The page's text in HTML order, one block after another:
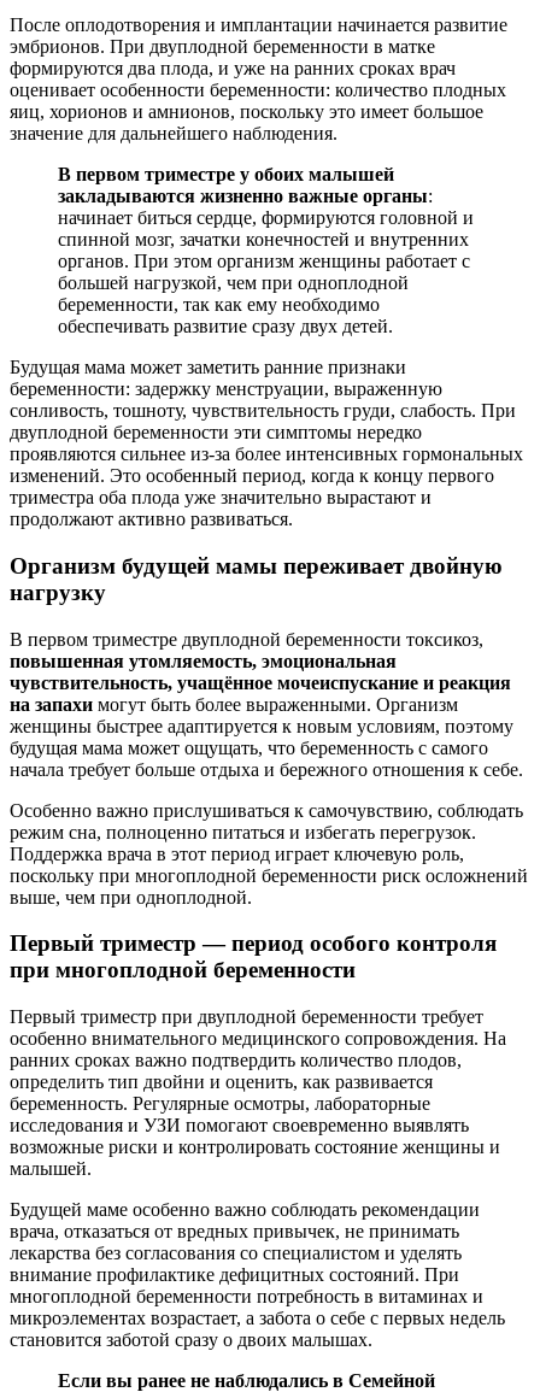
После оплодотворения и имплантации начинается развитие
эмбрионов. При двуплодной беременности в матке
формируются два плода, и уже на ранних сроках врач
оценивает особенности беременности: количество плодных
яиц, хорионов и амнионов, поскольку это имеет большое
значение для дальнейшего наблюдения.
В первом триместре у обоих малышей
закладываются жизненно важные органы:
начинает биться сердце, формируются головной и
спинной мозг, зачатки конечностей и внутренних
органов. При этом организм женщины работает с
большей нагрузкой, чем при одноплодной
беременности, так как ему необходимо
обеспечивать развитие сразу двух детей.
Будущая мама может заметить ранние признаки
беременности: задержку менструации, выраженную
сонливость, тошноту, чувствительность груди, слабость. При
двуплодной беременности эти симптомы нередко
проявляются сильнее из-за более интенсивных гормональных
изменений. Это особенный период, когда к концу первого
триместра оба плода уже значительно вырастают и
продолжают активно развиваться.
Организм будущей мамы переживает двойную
нагрузку
В первом триместре двуплодной беременности токсикоз,
повышенная утомляемость, эмоциональная
чувствительность, учащённое мочеиспускание и реакция
на запахи могут быть более выраженными. Организм
женщины быстрее адаптируется к новым условиям, поэтому
будущая мама может ощущать, что беременность с самого
начала требует больше отдыха и бережного отношения к себе.
Особенно важно прислушиваться к самочувствию, соблюдать
режим сна, полноценно питаться и избегать перегрузок.
Поддержка врача в этот период играет ключевую роль,
поскольку при многоплодной беременности риск осложнений
выше, чем при одноплодной.
Первый триместр — период особого контроля
при многоплодной беременности
Первый триместр при двуплодной беременности требует
особенно внимательного медицинского сопровождения. На
ранних сроках важно подтвердить количество плодов,
определить тип двойни и оценить, как развивается
беременность. Регулярные осмотры, лабораторные
исследования и УЗИ помогают своевременно выявлять
возможные риски и контролировать состояние женщины и
малышей.
Будущей маме особенно важно соблюдать рекомендации
врача, отказаться от вредных привычек, не принимать
лекарства без согласования со специалистом и уделять
внимание профилактике дефицитных состояний. При
многоплодной беременности потребность в витаминах и
микроэлементах возрастает, а забота о себе с первых недель
становится заботой сразу о двоих малышах.
Если вы ранее не наблюдались в Семейной